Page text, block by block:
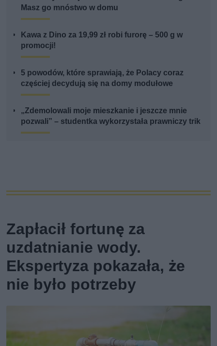
Masz go mnóstwo w domu
Kawa z Dino za 19,99 zł robi furorę – 500 g w
promocji!
5 powodów, które sprawiają, że Polacy coraz
częściej decydują się na domy modułowe
„Zdemolowali moje mieszkanie i jeszcze mnie
pozwali” – studentka wykorzystała prawniczy trik
Zapłacił fortunę za
uzdatnianie wody.
Ekspertyza pokazała, że
nie było potrzeby